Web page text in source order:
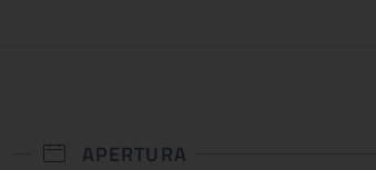
APERTURA